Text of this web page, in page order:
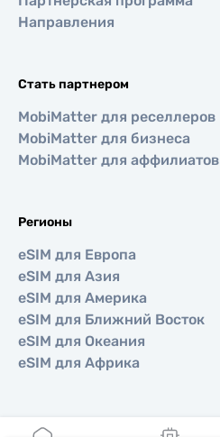
Направления
Стать партнером
MobiMatter для реселлеров
MobiMatter для бизнеса
MobiMatter для аффилиатов
Регионы
eSIM для Европа
eSIM для Азия
eSIM для Америка
eSIM для Ближний Восток
eSIM для Океания
eSIM для Африка
Страны